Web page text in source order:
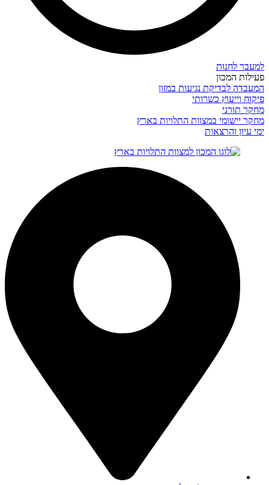
למעבר לחנות
פעילות המכון
המעבדה לבדיקת נגיעות במזון
פיקוח וייעוץ כשרותי
מחקר תורני
מחקר יישומי במצוות התלויות בארץ
ימי עיון והרצאות